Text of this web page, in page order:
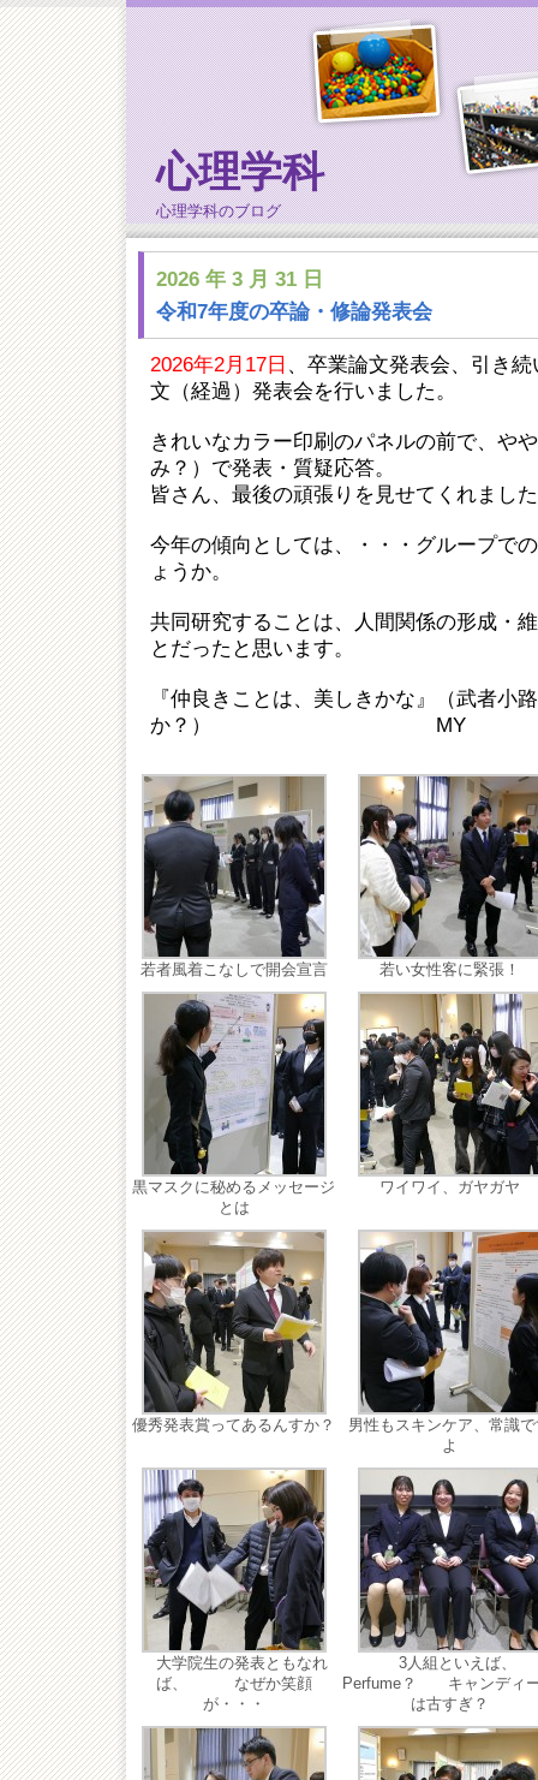
心理学科
心理学科のブログ
2026 年 3 月 31 日
令和7年度の卒論・修論発表会
2026年2月17日 、卒業論文発表会、引き
文（経過）発表会を行いました。
きれいなカラー印刷のパネルの前で、や
み？）で発表・質疑応答。
皆さん、最後の頑張りを見せてくれまし
今年の傾向としては、・・・グループで
ょうか。
共同研究することは、人間関係の形成・
とだったと思います。
『仲良きことは、美しきかな』（武者小
か？） MY
若者風着こなしで開会宣言 若い女性客に緊張！
黒マスクに秘めるメッセージ
とは
ワイワイ、ガヤガヤ
優秀発表賞ってあるんすか？
男性もスキンケア、常識
よ
大学院生の発表ともなれ
ば、 なぜか笑顔
が・・・
3人組といえば、
Perfume？ キャンディ
は古すぎ？